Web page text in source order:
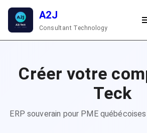
A2J
Consultant Technology
Créer votre
Teck
ERP souverain pour PME